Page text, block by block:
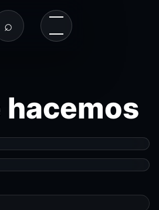
⌕
hacemos